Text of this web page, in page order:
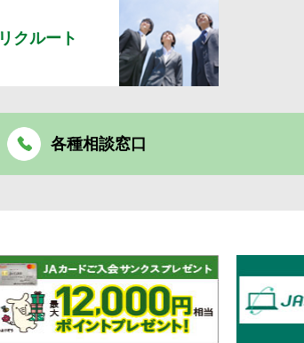
リクルート
各種相談窓口